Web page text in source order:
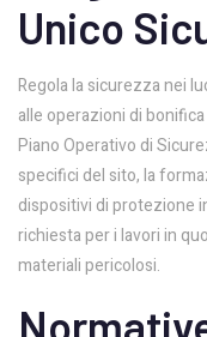
Unico
Regola la sicurezza nei
alle operazioni di
Piano Operativo di
specifici del sito, la
dispositivi di protezione
richiesta per i lavori in
materiali pericolosi.